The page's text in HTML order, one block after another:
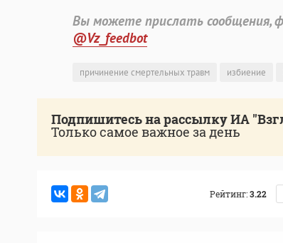
Вы можете прислать сообщения,
@Vz_feedbot
причинение смертельных травм избиение
Подпишитесь на рассылку ИА
Только самое важное за день
Рейтинг:3.22